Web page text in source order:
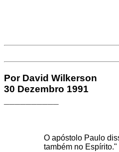
Por David Wilkerson
30 Dezembro 1991
O apóstolo Paulo
também no